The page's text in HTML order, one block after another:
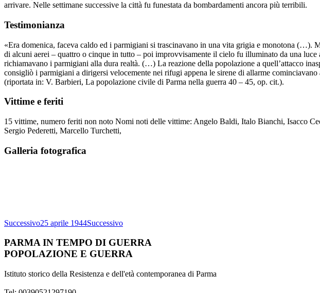
arrivare. Nelle settimane successive la città fu funestata da bombardamenti ancora più terribili.
Testimonianza
«Era domenica, faceva caldo ed i parmigiani si trascinavano in una vita grigia e monotona (…).
di alcuni aerei – quattro o cinque in tutto – poi improvvisamente il cielo fu illuminato da una
richiamavano i parmigiani alla dura realtà. (…) La reazione della popolazione a quell’attacco
consigliò i parmigiani a dirigersi velocemente nei rifugi appena le sirene di allarme cominciavano
(riportata in: V. Barbieri, La popolazione civile di Parma nella guerra 40 – 45, op. cit.).
Vittime e feriti
15 vittime, numero feriti non noto Nomi noti delle vittime: Angelo Baldi, Italo Bianchi, Isacco
Sergio Pederetti, Marcello Turchetti,
Galleria fotografica
Successivo25 aprile 1944Successivo
PARMA IN TEMPO DI GUERRA
POPOLAZIONE E GUERRA
Istituto storico della Resistenza e dell'età contemporanea di Parma